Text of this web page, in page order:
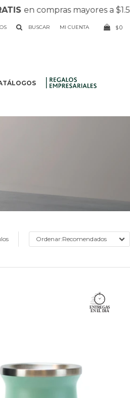
compras mayores a $1.500 ||
$0
Recomendados